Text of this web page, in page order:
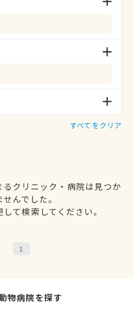
すべてをクリア
クリニック・病院は見つか
せんでした。
て検索してください。
1
物病院を探す